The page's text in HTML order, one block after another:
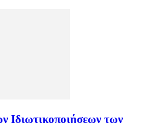
Ιδιωτικοποιήσεων των